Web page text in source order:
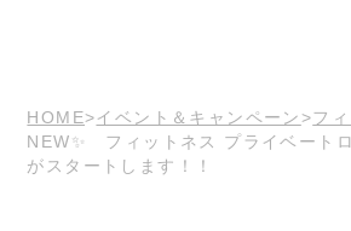
HOME イベント＆キャンペーン
フ
NEW✨️ フィットネス プライベート
がスタートします！！